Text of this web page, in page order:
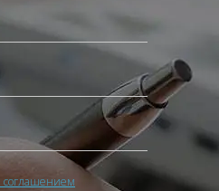
соглашением